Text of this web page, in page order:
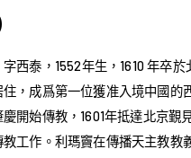
西泰，1552年生，1610 年卒於
，成爲第一位獲准入境中國的
開始傳教，1601年抵達北京覲
工作。利瑪竇在傳播天主教教